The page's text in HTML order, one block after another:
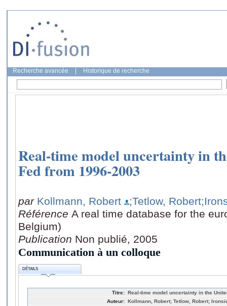
Recherche avancée Historique de recherche
Real-time model uncertainty in
Fed from 1996-2003
par Kollmann, Robert ;Tetlow, Robert
Référence A real time database for the
Belgium)
Publication Non publié, 2005
Communication à un colloque
DÉTAILS
Titre: Real-time model uncertainty in the
Auteur: Kollmann, Robert; Tetlow, Robert;